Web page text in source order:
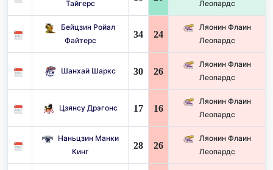
Тайгерс Леопардс
Бейцзин Ройал
Файтерс
34 24
Ляонин Флаин
Леопардс
Шанхай Шаркс 30 26
Ляонин Флаин
Леопардс
Цзянсу Дрэгонс 17 16
Ляонин Флаин
Леопардс
Наньцзин Манки
Кинг
28 26
Ляонин Флаин
Леопардс